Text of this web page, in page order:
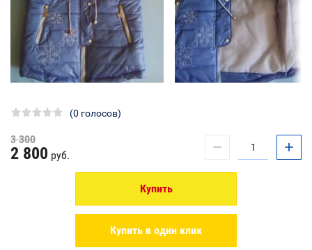
(0 голосов)
3 300
2 800 руб. − +
Купить
Купить в один клик